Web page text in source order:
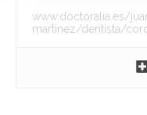
www.doctoralia.es/
martinez/dentista/